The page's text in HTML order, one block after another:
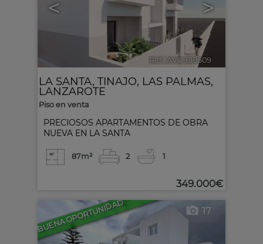
< >
Ref.. AVC-619509
PRECIOSOS APARTAMENTOS DE OBRA
NUEVA EN LA SANTA
LA SANTA, TINAJO, LAS PALMAS,
LANZAROTE
Piso en venta
87m² 2 1
349.000€
BUENA OPORTUNIDAD 17